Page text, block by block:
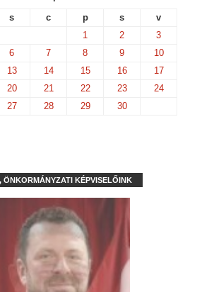
s c p s
v
1
2
3
6 7 8 9
10
13 14 15 16
17
20 21 22 23
24
27 28 29 30
ÖNKORMÁNYZATI KÉPVISELŐINK